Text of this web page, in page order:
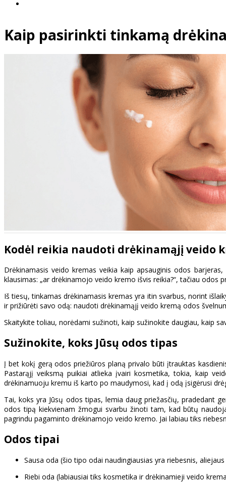
Kaip pasirinkti tinkamą
Kodėl reikia naudoti drėkinamąjį veido
Drėkinamasis veido kremas veikia kaip apsauginis odos
klausimas: „ar drėkinamojo veido kremo išvis reikia?“, tačiau
Iš tiesų, tinkamas drėkinamasis kremas yra itin svarbus, norint
ir prižiūrėti savo odą: naudoti drėkinamąjį veido kremą odos
Skaitykite toliau, norėdami sužinoti, kaip sužinokite daugiau, kaip
Sužinokite, koks Jūsų odos tipas
Į bet kokį gerą odos priežiūros planą privalo būti įtrauktas
Pastarąjį veiksmą puikiai atlieka įvairi kosmetika, tokia, kaip
drėkinamuoju kremu iš karto po maudymosi, kad į odą įsigėrusi
Tai, koks yra Jūsų odos tipas, lemia daug priežasčių, pradedant
odos tipą kiekvienam žmogui svarbu žinoti tam, kad būtų
pagrindu pagaminto drėkinamojo veido kremo. Jai labiau tiks
Odos tipai
Sausa oda (šio tipo odai naudingiausias yra riebesnis,
Riebi oda (labiausiai tiks kosmetika ir drėkinamieji veido